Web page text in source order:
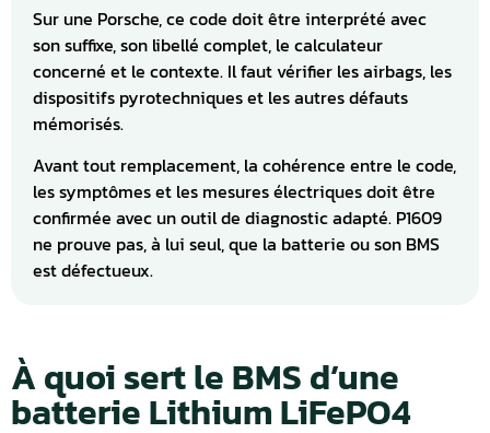
Sur une Porsche, ce code doit être interprété avec
son suffixe, son libellé complet, le calculateur
concerné et le contexte. Il faut vérifier les airbags, les
dispositifs pyrotechniques et les autres défauts
mémorisés.
Avant tout remplacement, la cohérence entre le code,
les symptômes et les mesures électriques doit être
confirmée avec un outil de diagnostic adapté. P1609
ne prouve pas, à lui seul, que la batterie ou son BMS
est défectueux.
À quoi sert le BMS d’une
batterie Lithium LiFePO4